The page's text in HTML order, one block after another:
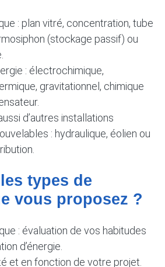
: plan vitré, concentration, tube
(stockage passif) ou
: électrochimique,
gravitationnel, chimique
d’autres installations
: hydraulique, éolien ou
types de
vous proposez ?
: évaluation de vos habitudes
d’énergie.
et en fonction de votre projet.